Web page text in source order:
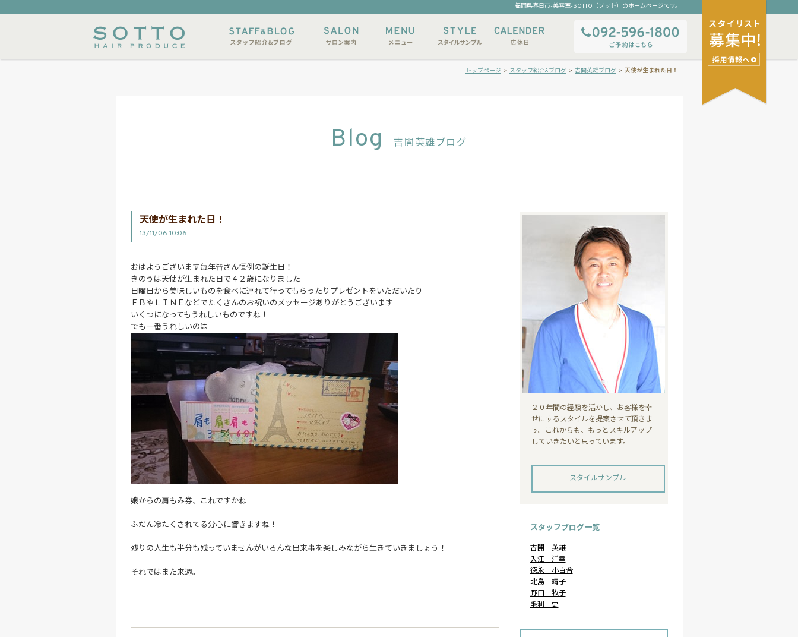
福岡県春日市-美容室-SOTTO（ソット）のホームページです。
スタイルサンプル 店休日
天使が生まれた日！
トップページ > スタッフ紹介&ブログ > 吉開英雄ブログ >
Blog 吉開英雄ブログ
天使が生まれた日！
13/11/06 10:06
おはようございます毎年皆さん恒例の誕生日！
きのうは天使が生まれた日で４２歳になりました
日曜日から美味しいものを食べに連れて行ってもらったりプレゼントをいただいたり
ＦＢやＬＩＮＥなどでたくさんのお祝いのメッセージありがとうございます
いくつになってもうれしいものですね！
でも一番うれしいのは
娘からの肩もみ券、これですかね
ふだん冷たくされてる分心に響きますね！
残りの人生も半分も残っていませんがいろんな出来事を楽しみながら生きていきましょう！
それではまた来週。
２０年間の経験を活かし、お客様を幸
せにするスタイルを提案させて頂きま
す。これからも、もっとスキルアップ
していきたいと思っています。
スタイルサンプル
スタッフブログ一覧
吉開 英雄
入江 洋幸
徳永 小百合
北島 靖子
野口 牧子
毛利 史